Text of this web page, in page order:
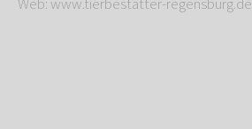
Web: www.tierbestatter-regensburg.de